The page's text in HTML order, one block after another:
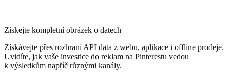
Získejte kompletní obrázek o datech
Získávejte přes rozhraní API data z webu, aplikace i offline prodeje.
Uvidíte, jak vaše investice do reklam na Pinterestu vedou
k výsledkům napříč různými kanály.